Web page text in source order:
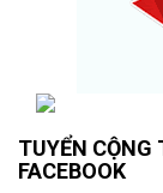
TUYỂN CỘNG
FACEBOOK